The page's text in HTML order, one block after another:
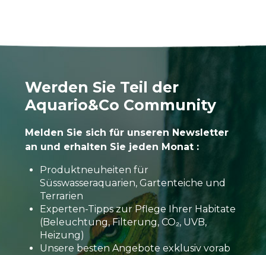
Werden Sie Teil der
Aquario&Co Community
Melden Sie sich für unseren Newsletter
an und erhalten Sie jeden Monat :
Produktneuheiten für
Süsswasseraquarien, Gartenteiche und
Terrarien
Experten-Tipps zur Pflege Ihrer Habitate
(Beleuchtung, Filterung, CO₂, UVB,
Heizung)
Unsere besten Angebote exklusiv vorab